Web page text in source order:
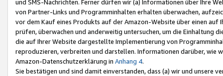
und SMS-Nachrichten. Ferner dürfen wir (a) Informationen über Ihre
von Partner-Links und Programminhalten erhalten überwachen,
vor dem Kauf eines Produkts auf der Amazon-Website über einen
prüfen, überwachen und anderweitig untersuchen, um die Einhaltung
die auf Ihrer Website dargestellte Implementierung von
reproduzieren, verbreiten und darstellen. Informationen darüber, wie
Amazon-Datenschutzerklärung in Anhang 4.
Sie bestätigen und sind damit einverstanden, dass (a) wir und